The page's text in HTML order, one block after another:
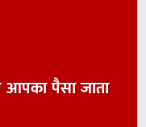
आपका पैसा जाता